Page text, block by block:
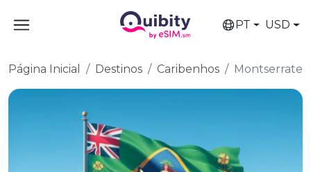
PT USD
Página Inicial Destinos Caribenhos Montserrate